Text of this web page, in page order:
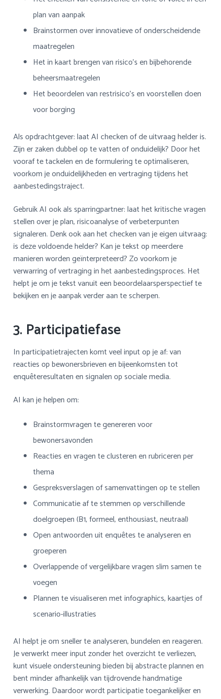
plan van aanpak
Brainstormen over innovatieve of onderscheidende
maatregelen
Het in kaart brengen van risico’s en bijbehorende
beheersmaatregelen
Het beoordelen van restrisico’s en voorstellen doen
voor borging
Als opdrachtgever: laat AI checken of de uitvraag helder is.
Zijn er zaken dubbel op te vatten of onduidelijk? Door het
vooraf te tackelen en de formulering te optimaliseren,
voorkom je onduidelijkheden en vertraging tijdens het
aanbestedingstraject.
Gebruik AI ook als sparringpartner: laat het kritische vragen
stellen over je plan, risicoanalyse of verbeterpunten
signaleren. Denk ook aan het checken van je eigen uitvraag:
is deze voldoende helder? Kan je tekst op meerdere
manieren worden geïnterpreteerd? Zo voorkom je
verwarring of vertraging in het aanbestedingsproces. Het
helpt je om je tekst vanuit een beoordelaarsperspectief te
bekijken en je aanpak verder aan te scherpen.
3. Participatiefase
In participatietrajecten komt veel input op je af: van
reacties op bewonersbrieven en bijeenkomsten tot
enquêteresultaten en signalen op sociale media.
AI kan je helpen om:
Brainstormvragen te genereren voor
bewonersavonden
Reacties en vragen te clusteren en rubriceren per
thema
Gespreksverslagen of samenvattingen op te stellen
Communicatie af te stemmen op verschillende
doelgroepen (B1, formeel, enthousiast, neutraal)
Open antwoorden uit enquêtes te analyseren en
groeperen
Overlappende of vergelijkbare vragen slim samen te
voegen
Plannen te visualiseren met infographics, kaartjes of
scenario-illustraties
AI helpt je om sneller te analyseren, bundelen en reageren.
Je verwerkt meer input zonder het overzicht te verliezen,
kunt visuele ondersteuning bieden bij abstracte plannen en
bent minder afhankelijk van tijdrovende handmatige
verwerking. Daardoor wordt participatie toegankelijker en